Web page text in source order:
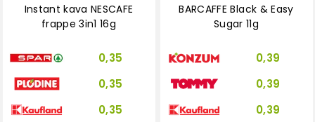
Instant kava NESCAFE
frappe 3in1 16g
0,35
0,35
0,35
BARCAFFE Black & Easy
Sugar 11g
0,39
0,39
0,39